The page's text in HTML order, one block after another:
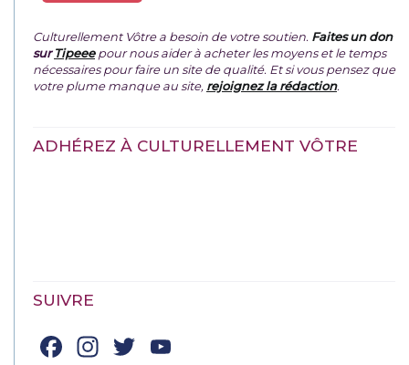
Culturellement Vôtre a besoin de votre soutien. Faites un don
surTipeeepour nous aider à acheter les moyens et le temps
nécessaires pour faire un site de qualité. Et si vous pensez que
votre plume manque au site, rejoignez la rédaction.
ADHÉREZ À CULTURELLEMENT VÔTRE
SUIVRE
Facebook
Instagram
Twitter